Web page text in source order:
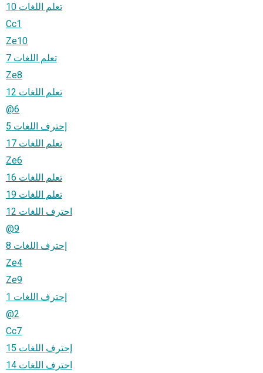
تعلم اللغات 10
Cc1
Ze10
تعلم اللغات 7
Ze8
تعلم اللغات 12
@6
إحترف اللغات 5
تعلم اللغات 17
Ze6
تعلم اللغات 16
تعلم اللغات 19
احترف اللغات 12
@9
إحترف اللغات 8
Ze4
Ze9
إحترف اللغات 1
@2
Cc7
إحترف اللغات 15
احترف اللغات 14